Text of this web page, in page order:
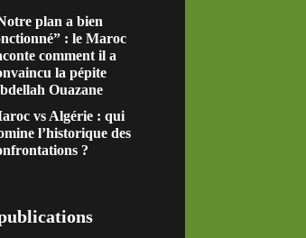
plan a bien
: le Maroc
comment il a
la pépite
Ouazane
vs Algérie : qui
l’historique des
?